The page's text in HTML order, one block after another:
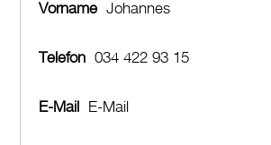
Johannes
034 422 93 15
E-Mail